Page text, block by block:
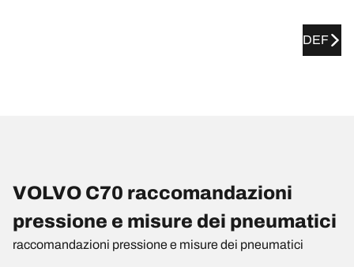
DEF
VOLVO C70 raccomandazioni
pressione e misure dei pneumatici
raccomandazioni pressione e misure dei pneumatici